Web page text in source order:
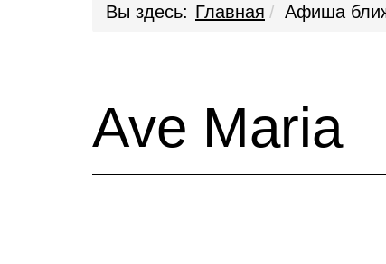
Вы здесь: Главная Афиша
Ave Maria